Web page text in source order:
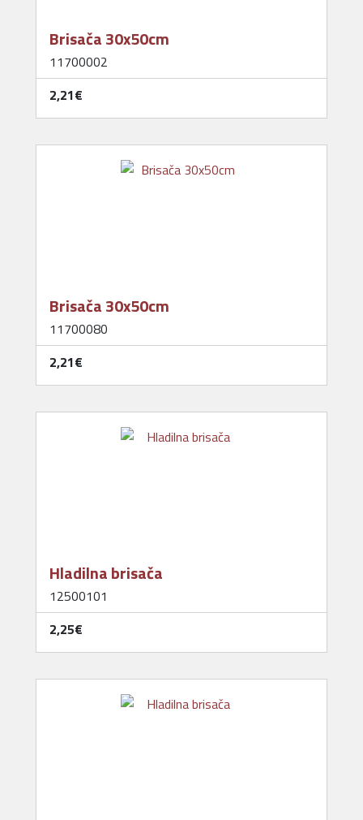
Brisača 30x50cm
11700002
2,21‎€
Brisača 30x50cm
11700080
2,21‎€
Hladilna brisača
12500101
2,25‎€